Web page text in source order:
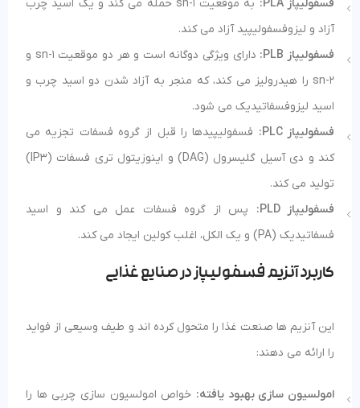
فسفولیپاز PLA:
به موقعیت sn-1 حمله می کند و یک اسید چرب
آزاد و لیزوفسفولیپید آزاد می کند.
فسفولیپاز PLB:
دارای ویژگی دوگانه است و هر دو موقعیت sn-1 و
sn-2 را هیدرولیز می کند، که منجر به آزاد شدن دو اسید چرب و
اسید لیزوفسفاتیدیک می شود.
فسفولیپاز PLC:
فسفولیپیدها را قبل از گروه فسفات تجزیه می
کند و دی آسیل گلیسرول (DAG) و اینوزیتول تری فسفات (IP3)
تولید می کند.
فسفولیپاز PLD:
پس از گروه فسفات عمل می کند و اسید
فسفاتیدیک (PA) و یک الکل، اغلب کولین ایجاد می کند.
کاربرد آنزیم فسفولیپاز در صنایع غذایی
این آنزیم ها صنعت غذا را متحول کرده اند و طیف وسیعی از فواید
را ارائه می دهند:
امولسیون سازی بهبود یافته: خواص امولسیون سازی چربی ها را